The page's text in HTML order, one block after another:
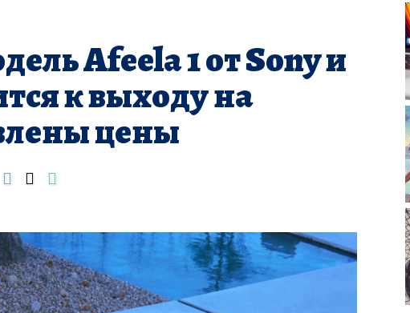
Afeela 1 от Sony и
к выходу на
цены